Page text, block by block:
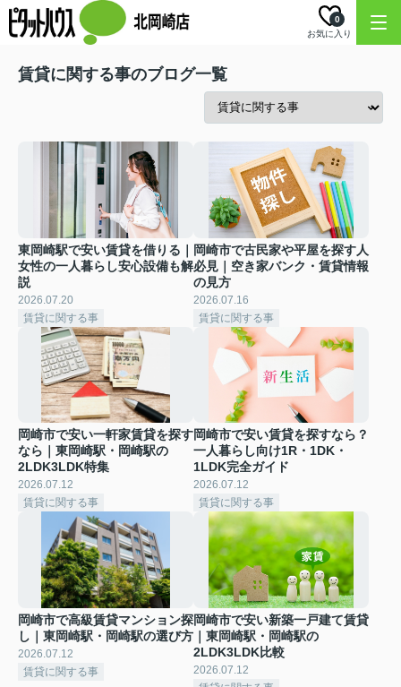
お気に入り
0
賃貸に関する事のブログ一覧
東岡崎駅で安い賃貸を借りる｜
女性の一人暮らし安心設備も解
説
2026.07.20
賃貸に関する事
岡崎市で古民家や平屋を探す人
必見｜空き家バンク・賃貸情報
の見方
2026.07.16
賃貸に関する事
岡崎市で安い一軒家賃貸を探す
なら｜東岡崎駅・岡崎駅の
2LDK3LDK特集
2026.07.12
賃貸に関する事
岡崎市で安い賃貸を探すなら？
一人暮らし向け1R・1DK・
1LDK完全ガイド
2026.07.12
賃貸に関する事
岡崎市で高級賃貸マンション探
し｜東岡崎駅・岡崎駅の選び方
2026.07.12
賃貸に関する事
岡崎市で安い新築一戸建て賃貸
｜東岡崎駅・岡崎駅の
2LDK3LDK比較
2026.07.12